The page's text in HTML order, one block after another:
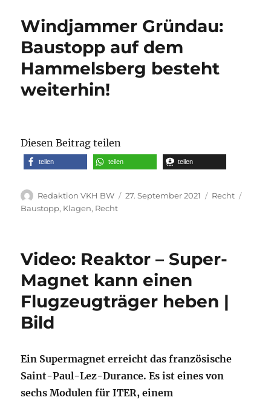
Windjammer Gründau:
Baustopp auf dem
Hammelsberg besteht
weiterhin!
Diesen Beitrag teilen
teilen teilen teilen
Autor
Redaktion VKH BW
Veröffentlicht
27. September 2021 Kategorien
Recht
Baustopp, Klagen, Recht
Video: Reaktor – Super-
Magnet kann einen
Flugzeugträger heben |
Bild
Ein Supermagnet erreicht das französische
Saint-Paul-Lez-Durance. Es ist eines von
sechs Modulen für ITER, einem